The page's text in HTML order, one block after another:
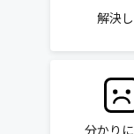
解決
分かり